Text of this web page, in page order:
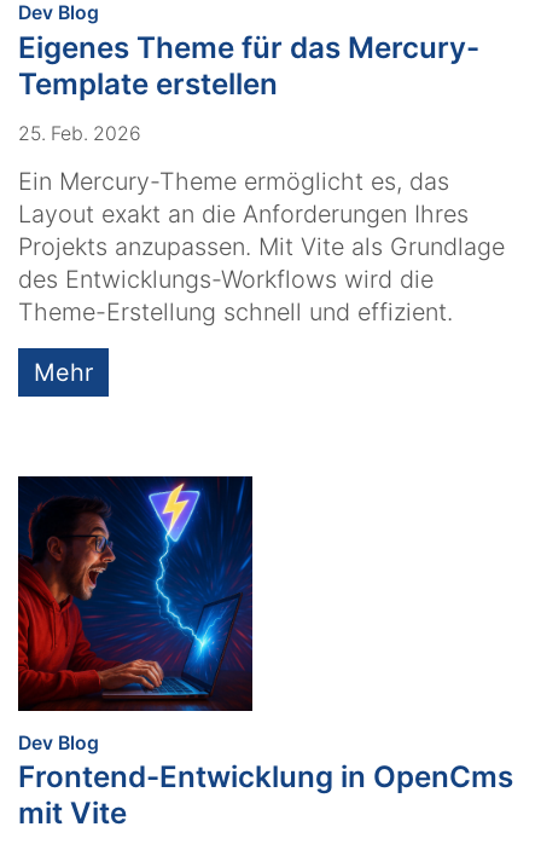
Dev Blog
Eigenes Theme für das Mercury-
Template erstellen
25. Feb. 2026
Ein Mercury-Theme ermöglicht es, das
Layout exakt an die Anforderungen Ihres
Projekts anzupassen. Mit Vite als Grundlage
des Entwicklungs-Workflows wird die
Theme-Erstellung schnell und effizient.
Mehr
Dev Blog
Frontend-Entwicklung in OpenCms
mit Vite